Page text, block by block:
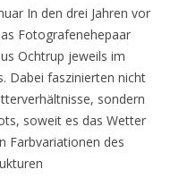
In den drei Jahren vor
Fotografenehepaar
Ochtrup jeweils im
Dabei faszinierten nicht
sondern
soweit es das Wetter
Farbvariationen des